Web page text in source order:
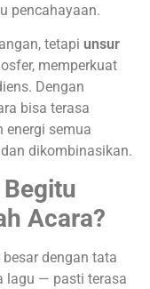
pencahayaan.
tetapi unsur
memperkuat
Dengan
bisa terasa
energi semua
dikombinasikan.
Acara?
dengan tata
lagu — pasti terasa